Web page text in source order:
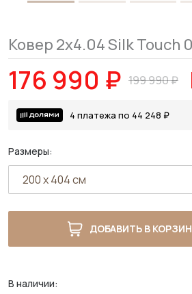
Ковер 2x4.04 Silk Touch
176 990 ₽ 199 990 ₽
4 платежа по 44 248 ₽
Размеры:
ДОБАВИТЬ В
В наличии: